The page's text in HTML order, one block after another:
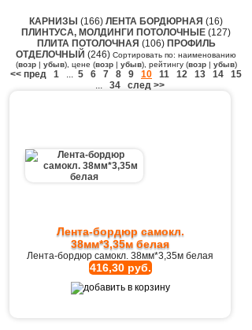
КАРНИЗЫ (166) ЛЕНТА БОРДЮРНАЯ (16)
ПЛИНТУСА, МОЛДИНГИ ПОТОЛОЧНЫЕ (127)
ПЛИТА ПОТОЛОЧНАЯ (106) ПРОФИЛЬ
ОТДЕЛОЧНЫЙ (246) Сортировать по: наименованию
(возр| убыв), цене (возр| убыв), рейтингу (возр| убыв)
<< пред 1 ... 5 6 7 8 9 10 11 12 13 14
15
... 34 след >>
Лента-бордюр самокл.
38мм*3,35м белая
Лента-бордюр самокл. 38мм*3,35м белая
416,30 руб.